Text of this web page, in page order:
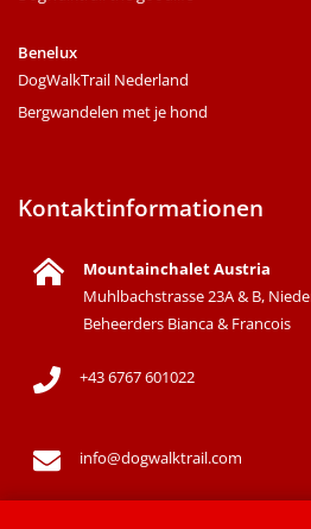
Kontaktinformationen
Mountainchalet Austria
Muhlbachstrasse 23A & B,
Beheerders Bianca & Francois
+43 6767 601022
info@dogwalktrail.com
Benelux
DogWalkTrail Nederland
Bergwandelen met je hond